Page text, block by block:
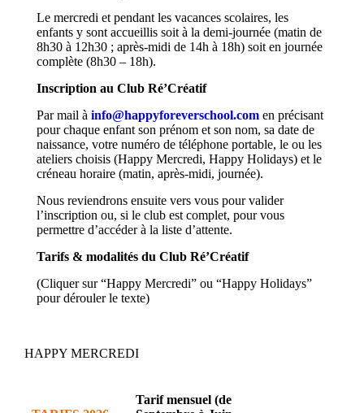
Le mercredi et pendant les vacances scolaires, les
enfants y sont accueillis soit à la demi-journée (matin de
8h30 à 12h30 ; après-midi de 14h à 18h) soit en journée
complète (8h30 – 18h).
Inscription au Club Ré’Créatif
Par mail à info@happyforeverschool.com en précisant
pour chaque enfant son prénom et son nom, sa date de
naissance, votre numéro de téléphone portable, le ou les
ateliers choisis (Happy Mercredi, Happy Holidays) et le
créneau horaire (matin, après-midi, journée).
Nous reviendrons ensuite vers vous pour valider
l’inscription ou, si le club est complet, pour vous
permettre d’accéder à la liste d’attente.
Tarifs & modalités du Club Ré’Créatif
(Cliquer sur “Happy Mercredi” ou “Happy Holidays”
pour dérouler le texte)
HAPPY MERCREDI
Tarif mensuel (de